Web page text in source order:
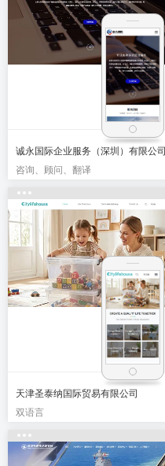
诚永国际企业服务（深圳）有限公司
咨询、顾问、翻译
天津圣泰纳国际贸易有限公司
双语言